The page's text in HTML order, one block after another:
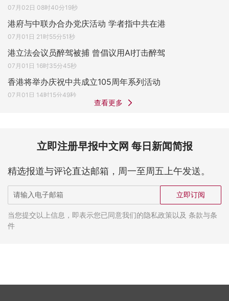
07月02日 08时40分19秒
港府与中联办合办党庆活动 学者指中共在港
07月01日 21时55分51秒
港立法会议员醉驾被捕 曾倡议用AI打击醉驾
07月01日 16时35分45秒
香港将举办庆祝中共成立105周年系列活动
07月01日 14时15分49秒
查看更多
立即注册早报中文网 每日新闻简报
精选报道与评论直达邮箱，周一至周五上午发送。
立即订阅
当您提交以上信息，即表示您已同意我们的隐私政策以及 条款与条
件